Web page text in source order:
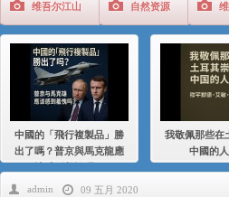
伊利夏提：在自责与内
伊利夏提：消失在集
伊利夏提：维吾尔种族
维吾尔江山 自然资源
中國的「飛行複製品」勝
出了嗎？普京與馬克龍應
我敬佩那些在
中國的
admin
09 五月 2020